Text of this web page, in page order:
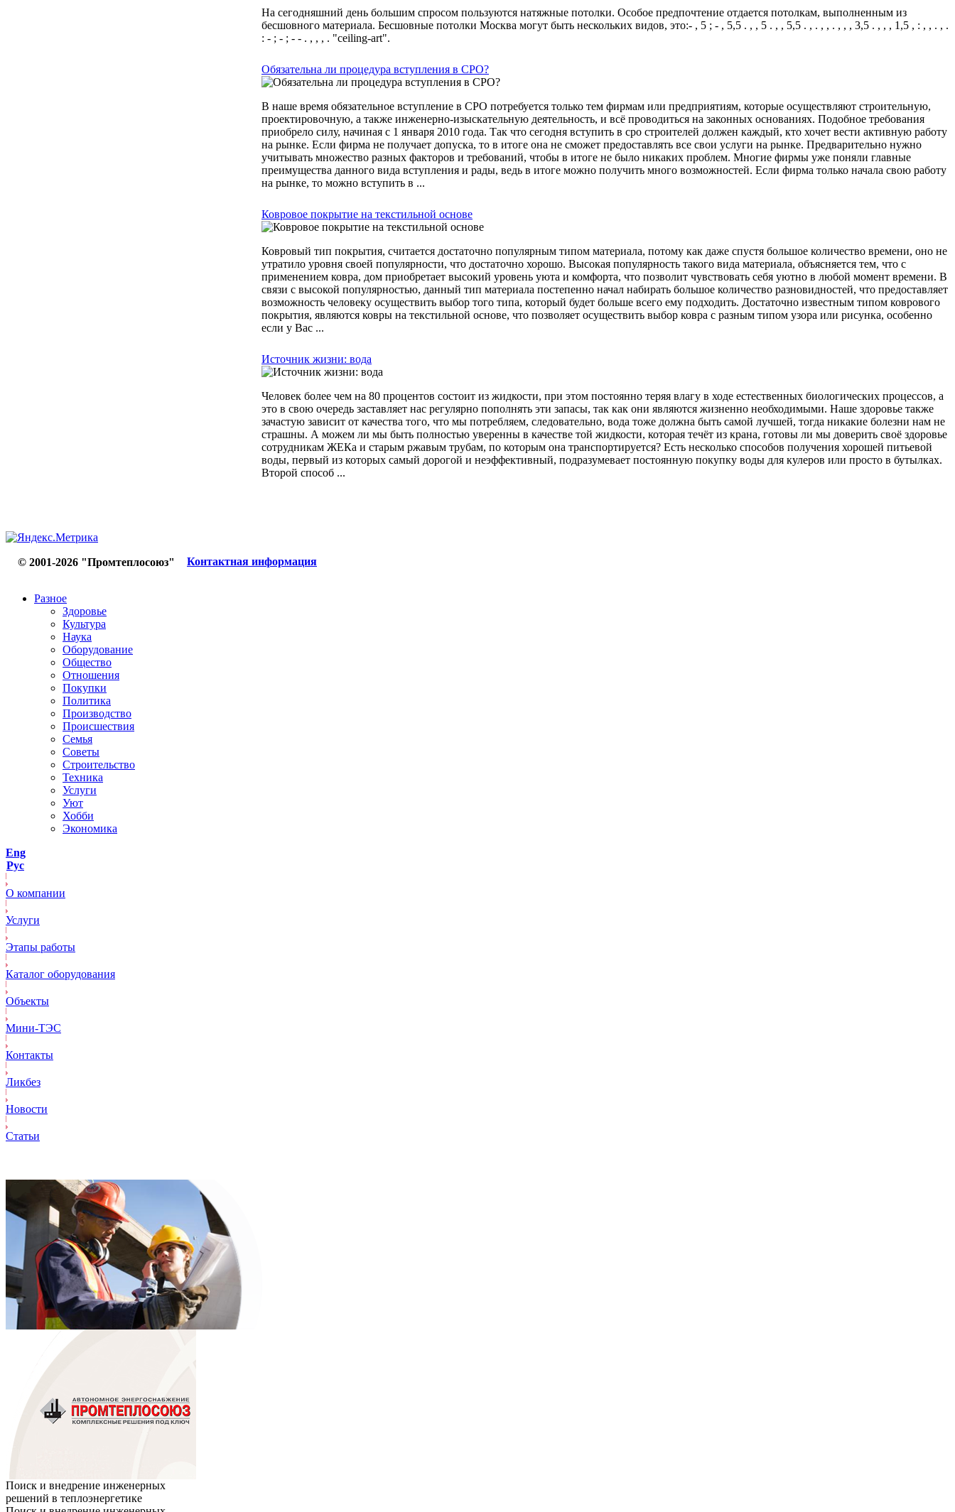
На сегодняшний день большим спросом пользуются натяжные потолки. Особое предпочтение отдается потолкам, выполненным из
бесшовного материала. Бесшовные потолки Москва могут быть нескольких видов, это:- , 5 ; - , 5,5 . , , 5 . , , 5,5 . , . , , . , , , 3,5 . , , , 1,5 , : , , . , .
: - ; - ; - - . , , , . "ceiling-art".
Обязательна ли процедура вступления в СРО?
В наше время обязательное вступление в СРО потребуется только тем фирмам или предприятиям, которые осуществляют строительную,
проектировочную, а также инженерно-изыскательную деятельность, и всё проводиться на законных основаниях. Подобное требования
приобрело силу, начиная с 1 января 2010 года. Так что сегодня вступить в сро строителей должен каждый, кто хочет вести активную работу
на рынке. Если фирма не получает допуска, то в итоге она не сможет предоставлять все свои услуги на рынке. Предварительно нужно
учитывать множество разных факторов и требований, чтобы в итоге не было никаких проблем. Многие фирмы уже поняли главные
преимущества данного вида вступления и рады, ведь в итоге можно получить много возможностей. Если фирма только начала свою работу
на рынке, то можно вступить в ...
Ковровое покрытие на текстильной основе
Ковровый тип покрытия, считается достаточно популярным типом материала, потому как даже спустя большое количество времени, оно не
утратило уровня своей популярности, что достаточно хорошо. Высокая популярность такого вида материала, объясняется тем, что с
применением ковра, дом приобретает высокий уровень уюта и комфорта, что позволит чувствовать себя уютно в любой момент времени. В
связи с высокой популярностью, данный тип материала постепенно начал набирать большое количество разновидностей, что предоставляет
возможность человеку осуществить выбор того типа, который будет больше всего ему подходить. Достаточно известным типом коврового
покрытия, являются ковры на текстильной основе, что позволяет осуществить выбор ковра с разным типом узора или рисунка, особенно
если у Вас ...
Источник жизни: вода
Человек более чем на 80 процентов состоит из жидкости, при этом постоянно теряя влагу в ходе естественных биологических процессов, а
это в свою очередь заставляет нас регулярно пополнять эти запасы, так как они являются жизненно необходимыми. Наше здоровье также
зачастую зависит от качества того, что мы потребляем, следовательно, вода тоже должна быть самой лучшей, тогда никакие болезни нам не
страшны. А можем ли мы быть полностью уверенны в качестве той жидкости, которая течёт из крана, готовы ли мы доверить своё здоровье
сотрудникам ЖЕКа и старым ржавым трубам, по которым она транспортируется? Есть несколько способов получения хорошей питьевой
воды, первый из которых самый дорогой и неэффективный, подразумевает постоянную покупку воды для кулеров или просто в бутылках.
Второй способ ...
© 2001-2026 "Промтеплосоюз" Контактная информация
Разное
Здоровье
Культура
Наука
Оборудование
Общество
Отношения
Покупки
Политика
Производство
Происшествия
Семья
Советы
Строительство
Техника
Услуги
Уют
Хобби
Экономика
Eng
Рус
О компании
Услуги
Этапы работы
Каталог оборудования
Объекты
Mини-ТЭС
Контакты
Ликбез
Новости
Статьи
Поиск и внедрение инженерных
решений в теплоэнергетике